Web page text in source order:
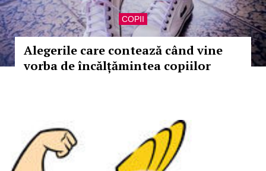
COPII
Alegerile care contează când vine
vorba de încălțămintea copiilor